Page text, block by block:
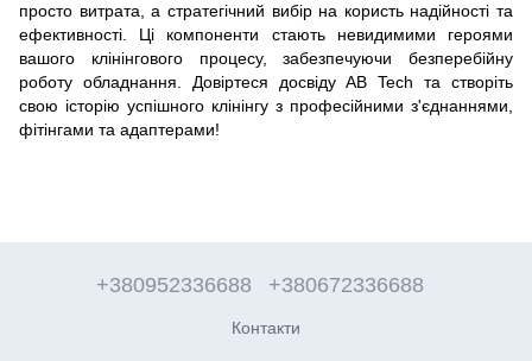
просто витрата, а стратегічний вибір на користь надійності та
ефективності. Ці компоненти стають невидимими героями
вашого клінінгового процесу, забезпечуючи безперебійну
роботу обладнання. Довіртеся досвіду AB Tech та створіть
свою історію успішного клінінгу з професійними з'єднаннями,
фітінгами та адаптерами!
+380952336688 +380672336688
Контакти